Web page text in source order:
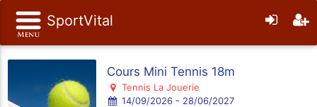
SportVital
Cours Mini Tennis 18m
Tennis La Jouerie
14/09/2026 - 28/06/2027